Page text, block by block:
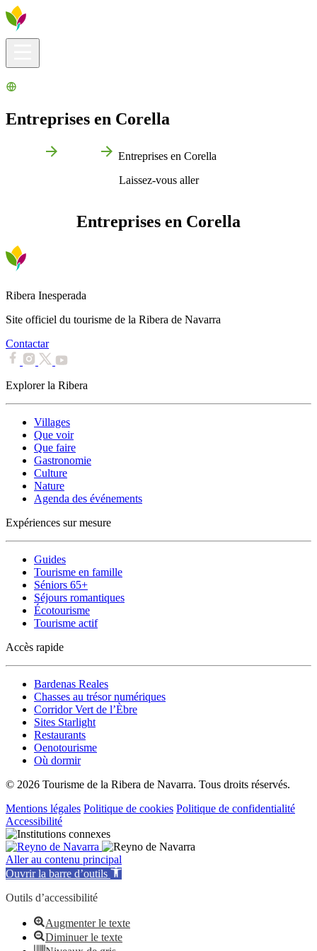
Entreprises en Corella
Entreprises en Corella
Laissez-vous aller
Entreprises en Corella
Ribera Inesperada
Site officiel du tourisme de la Ribera de Navarra
Contactar
Explorer la Ribera
Villages
Que voir
Que faire
Gastronomie
Culture
Nature
Agenda des événements
Expériences sur mesure
Guides
Tourisme en famille
Séniors 65+
Séjours romantiques
Écotourisme
Tourisme actif
Accès rapide
Bardenas Reales
Chasses au trésor numériques
Corridor Vert de l’Èbre
Sites Starlight
Restaurants
Oenotourisme
Où dormir
© 2026 Tourisme de la Ribera de Navarra. Tous droits réservés.
Mentions légales Politique de cookies Politique de confidentialité
Accessibilité
Aller au contenu principal
Ouvrir la barre d’outils
Outils d’accessibilité
Augmenter le texte
Diminuer le texte